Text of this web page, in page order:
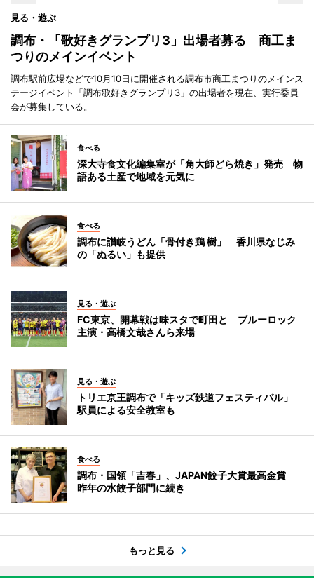
見る・遊ぶ
調布・「歌好きグランプリ3」出場者募る 商工ま
つりのメインイベント
調布駅前広場などで10月10日に開催される調布市商工まつりのメインス
テージイベント「調布歌好きグランプリ3」の出場者を現在、実行委員
会が募集している。
食べる
深大寺食文化編集室が「角大師どら焼き」発売 物
語ある土産で地域を元気に
食べる
調布に讃岐うどん「骨付き鶏 樹」 香川県なじみ
の「ぬるい」も提供
見る・遊ぶ
FC東京、開幕戦は味スタで町田と ブルーロック
主演・高橋文哉さんら来場
見る・遊ぶ
トリエ京王調布で「キッズ鉄道フェスティバル」
駅員による安全教室も
食べる
調布・国領「吉春」、JAPAN餃子大賞最高金賞
昨年の水餃子部門に続き
もっと見る